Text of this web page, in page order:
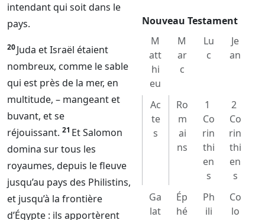
intendant qui soit dans le
pays.
20Juda et Israël étaient
nombreux, comme le sable
qui est près de la mer, en
multitude, – mangeant et
buvant, et se
réjouissant. 21 Et Salomon
domina sur tous les
royaumes, depuis le fleuve
jusqu’au pays des Philistins,
et jusqu’à la frontière
d’Égypte : ils apportèrent
Nouveau Testament
M
att
hi
eu
M
ar
c
Lu
c
Je
an
Ac
te
s
Ro
m
ai
ns
1
Co
rin
thi
en
s
2
Co
rin
thi
en
s
Ga
lat
Ép
hé
Ph
ili
Co
lo